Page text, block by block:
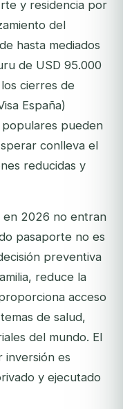
y residencia por
del
hasta mediados
de USD 95.000
cierres de
España)
pueden
conlleva el
reducidas y
en 2026 no entran
pasaporte no es
preventiva
reduce la
acceso
de salud,
del mundo. El
inversión es
y ejecutado